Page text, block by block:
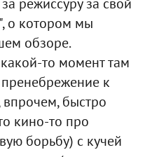
о котором мы
обзоре.
то момент там
пренебрежение к
впрочем, быстро
кино-то про
борьбу) с кучей